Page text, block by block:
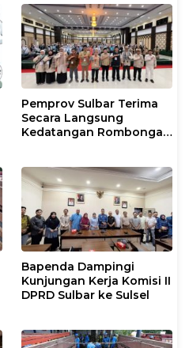
Pemprov Sulbar Terima
Secara Langsung
Kedatangan Rombongan
Bapenda Dampingi
Kunjungan Kerja Komisi II
DPRD Sulbar ke Sulsel